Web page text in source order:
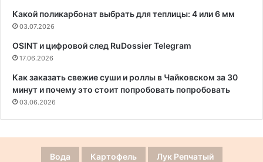
Какой поликарбонат выбрать для теплицы: 4 или 6 мм
03.07.2026
OSINT и цифровой след RuDossier Telegram
17.06.2026
Как заказать свежие суши и роллы в Чайковском за 30
минут и почему это стоит попробовать попробовать
03.06.2026
Вода Картофель Лук Репчатый